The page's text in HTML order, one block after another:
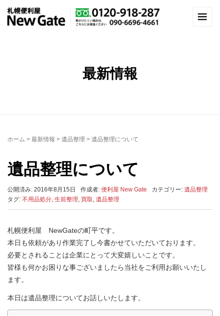
最新情報
ホーム > 最新情報 > 遺品整理 > 遺品整理について
遺品整理について
公開済み: 2016年8月15日 作成者: 便利屋 New Gate カテゴリー: 遺品整理
タグ: 不用品処分, 生前整理, 買取, 遺品整理
札幌便利屋 NewGateの町平です。
本日も依頼があり作業完了し今書かせていただいております。
必要とされることは企業にとって大変嬉しいことです。
皆様も何かお困りな事ございましたら当社をご利用お願いいたし
ます。
本日は遺品整理についてお話しいたします。